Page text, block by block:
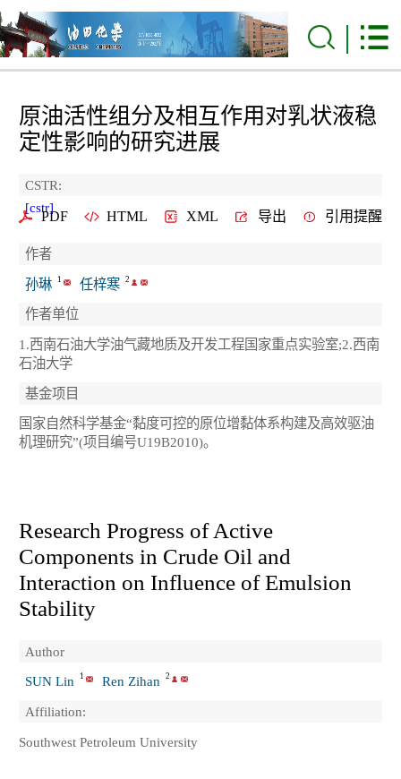
原油活性组分及相互作用对乳状液稳
定性影响的研究进展
CSTR:
[cstr]
PDF HTML XML 导出 引用提醒
作者
孙琳
1 任梓寒 2
作者单位
1.西南石油大学油气藏地质及开发工程国家重点实验室;2.西南
石油大学
基金项目
国家自然科学基金“黏度可控的原位增黏体系构建及高效驱油
机理研究”(项目编号U19B2010)。
Research Progress of Active
Components in Crude Oil and
Interaction on Influence of Emulsion
Stability
Author
SUN Lin
1 Ren Zihan 2
Affiliation:
Southwest Petroleum University